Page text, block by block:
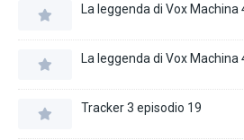
La leggenda di Vox Machina
La leggenda di Vox Machina
Tracker 3 episodio 19